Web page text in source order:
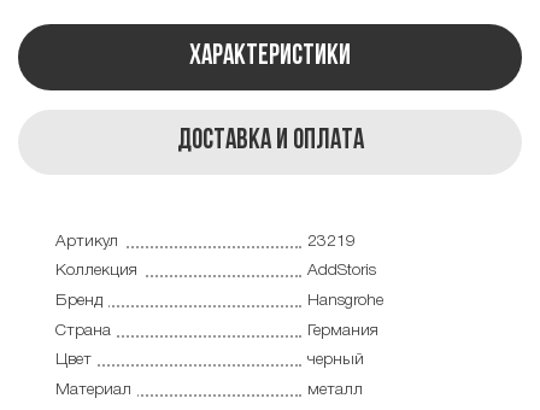
Характеристики
Доставка и оплата
Артикул
23219
Коллекция
AddStoris
Бренд
Hansgrohe
Страна
Германия
Цвет
черный
Материал
металл